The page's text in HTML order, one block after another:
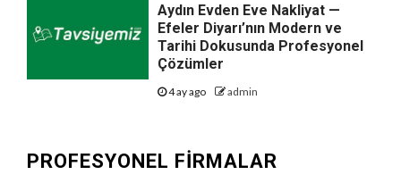
Aydın Evden Eve Nakliyat —
Efeler Diyarı’nın Modern ve
Tarihi Dokusunda Profesyonel
Çözümler
4 ay ago admin
PROFESYONEL FIRMALAR